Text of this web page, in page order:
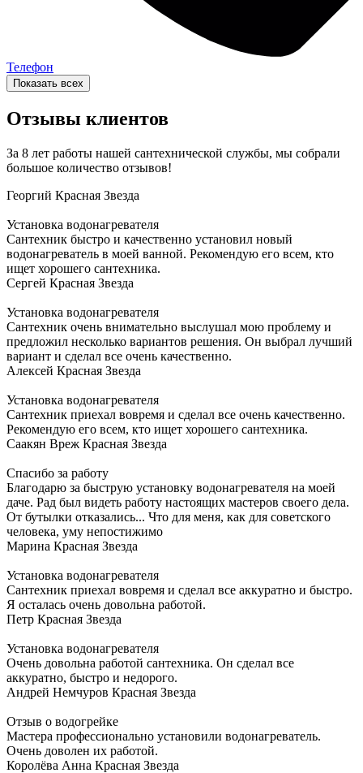
Телефон
Показать всех
Отзывы клиентов
За 8 лет работы нашей сантехнической службы, мы собрали
большое количество отзывов!
Георгий Красная Звезда
Установка водонагревателя
Сантехник быстро и качественно установил новый
водонагреватель в моей ванной. Рекомендую его всем, кто
ищет хорошего сантехника.
Сергей Красная Звезда
Установка водонагревателя
Сантехник очень внимательно выслушал мою проблему и
предложил несколько вариантов решения. Он выбрал лучший
вариант и сделал все очень качественно.
Алексей Красная Звезда
Установка водонагревателя
Сантехник приехал вовремя и сделал все очень качественно.
Рекомендую его всем, кто ищет хорошего сантехника.
Саакян Вреж Красная Звезда
Спасибо за работу
Благодарю за быструю установку водонагревателя на моей
даче. Рад был видеть работу настоящих мастеров своего дела.
От бутылки отказались... Что для меня, как для советского
человека, уму непостижимо
Марина Красная Звезда
Установка водонагревателя
Сантехник приехал вовремя и сделал все аккуратно и быстро.
Я осталась очень довольна работой.
Петр Красная Звезда
Установка водонагревателя
Очень довольна работой сантехника. Он сделал все
аккуратно, быстро и недорого.
Андрей Немчуров Красная Звезда
Отзыв о водогрейке
Мастера профессионально установили водонагреватель.
Очень доволен их работой.
Королёва Анна Красная Звезда